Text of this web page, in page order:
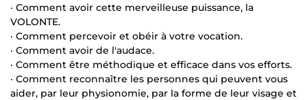
· Comment avoir cette merveilleuse puissance, la
VOLONTE.
· Comment percevoir et obéir à votre vocation.
· Comment avoir de l'audace.
· Comment être méthodique et efficace dans vos efforts.
· Comment reconnaître les personnes qui peuvent vous
aider, par leur physionomie, par la forme de leur visage et